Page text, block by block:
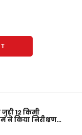
जुड़ी 12 किमी
ने किया निरीक्षण…